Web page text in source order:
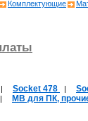
Комплектующие
| Socket 478 |
| MB для ПК,